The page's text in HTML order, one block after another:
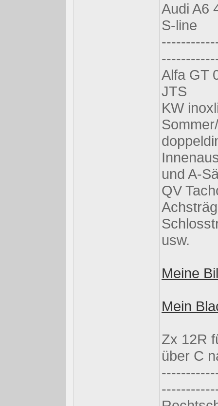
Audi A6
S-line
Alfa GT
JTS
KW
und A-
QV
usw.
Meine
Mein
Zx 12R
über C